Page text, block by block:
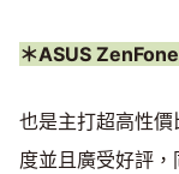
＊ASUS
也是主打超高性
度並且廣受好評，